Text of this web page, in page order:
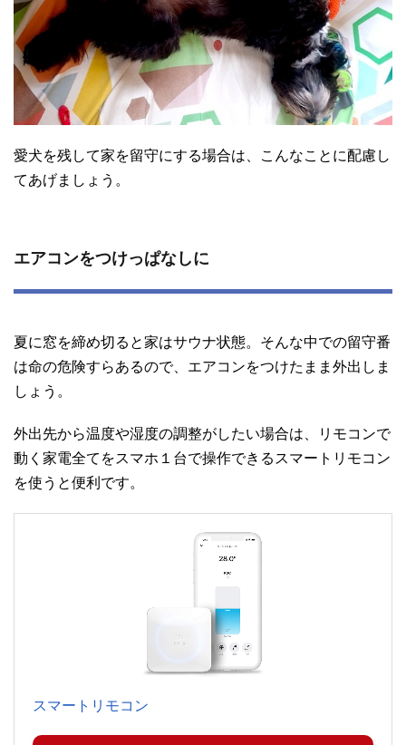
愛犬を残して家を留守にする場合は、こんなことに配慮し
てあげましょう。
エアコンをつけっぱなしに
夏に窓を締め切ると家はサウナ状態。そんな中での留守番
は命の危険すらあるので、エアコンをつけたまま外出しま
しょう。
外出先から温度や湿度の調整がしたい場合は、リモコンで
動く家電全てをスマホ１台で操作できるスマートリモコン
を使うと便利です。
スマートリモコン